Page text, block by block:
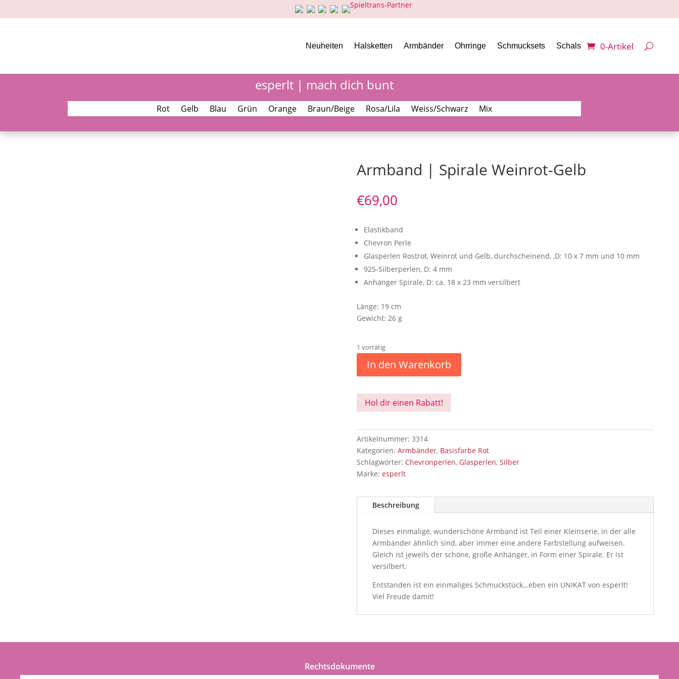
Neuheiten Halsketten Armbänder Ohrringe Schmucksets Schals 0-Artikel
esperlt | mach dich bunt
Rot Gelb Blau Grün Orange Braun/Beige Rosa/Lila Weiss/Schwarz Mix
Armband | Spirale Weinrot-Gelb
€69,00
Elastikband
Chevron Perle
Glasperlen Rostrot, Weinrot und Gelb, durchscheinend, ,D: 10 x 7 mm und 10 mm
925-Silberperlen, D: 4 mm
Anhänger Spirale, D: ca. 18 x 23 mm versilbert
Länge: 19 cm
Gewicht: 26 g
1 vorrätig
In den Warenkorb
Hol dir einen Rabatt!
Artikelnummer:3314
Kategorien:Armbänder, Basisfarbe Rot
Schlagwörter:Chevronperlen,Glasperlen,Silber
Marke:esperlt
Beschreibung
Dieses einmalige, wunderschöne Armband ist Teil einer Kleinserie, in der alle
Armbänder ähnlich sind, aber immer eine andere Farbstellung aufweisen.
Gleich ist jeweils der schöne, große Anhänger, in Form einer Spirale. Er ist
versilbert.
Entstanden ist ein einmaliges Schmuckstück…eben ein UNIKAT von esperlt!
Viel Freude damit!
Rechtsdokumente